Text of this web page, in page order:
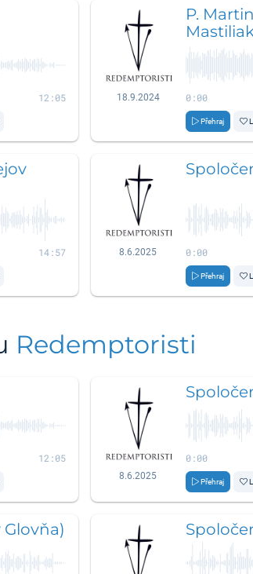
12:05 18.9.2024
P.
0:00
Přehraj
14:57 8.6.2025 0:00
Přehraj
Redemptoristi
12:05
8.6.2025
0:00
Přehraj